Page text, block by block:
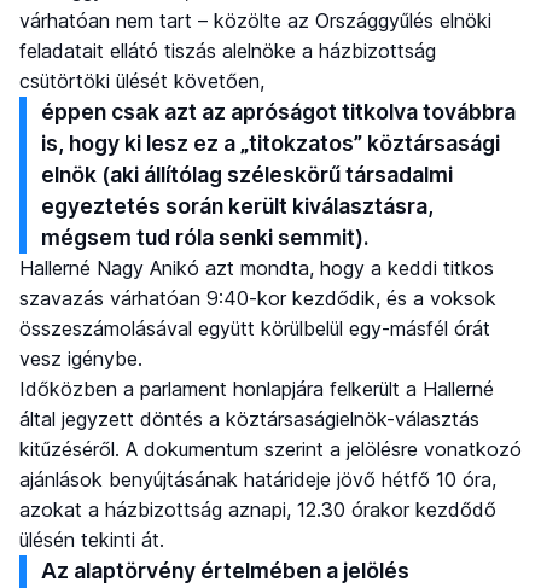
várhatóan nem tart – közölte az Országgyűlés elnöki
feladatait ellátó tiszás alelnöke a házbizottság
csütörtöki ülését követően,
éppen csak azt az apróságot titkolva továbbra
is, hogy ki lesz ez a „titokzatos” köztársasági
elnök (aki állítólag széleskörű társadalmi
egyeztetés során került kiválasztásra,
mégsem tud róla senki semmit).
Hallerné Nagy Anikó azt mondta, hogy a keddi titkos
szavazás várhatóan 9:40-kor kezdődik, és a voksok
összeszámolásával együtt körülbelül egy-másfél órát
vesz igénybe.
Időközben a parlament honlapjára felkerült a Hallerné
által jegyzett döntés a köztársaságielnök-választás
kitűzéséről. A dokumentum szerint a jelölésre vonatkozó
ajánlások benyújtásának határideje jövő hétfő 10 óra,
azokat a házbizottság aznapi, 12.30 órakor kezdődő
ülésén tekinti át.
Az alaptörvény értelmében a jelölés